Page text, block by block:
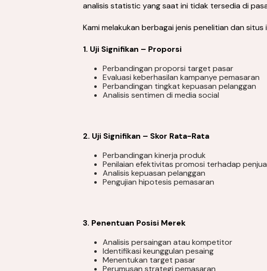
analisis statistic yang saat ini tidak tersedia di
Kami melakukan berbagai jenis penelitian dan
1. Uji Signifikan – Proporsi
Perbandingan proporsi target pasar
Evaluasi keberhasilan kampanye pemasaran
Perbandingan tingkat kepuasan pelanggan
Analisis sentimen di media social
2. Uji Signifikan – Skor Rata-Rata
Perbandingan kinerja produk
Penilaian efektivitas promosi terhadap
Analisis kepuasan pelanggan
Pengujian hipotesis pemasaran
3. Penentuan Posisi Merek
Analisis persaingan atau kompetitor
Identifikasi keunggulan pesaing
Menentukan target pasar
Perumusan strategi pemasaran